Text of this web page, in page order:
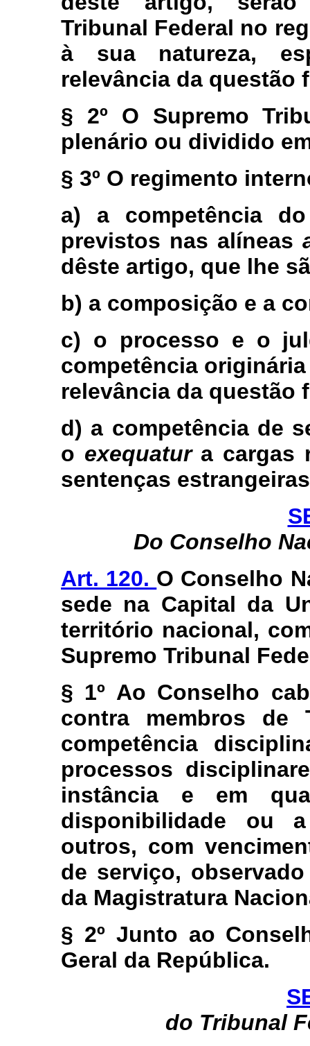
Tribunal Federal no
à sua natureza,
relevância da questão
§ 2º O Supremo
plenário ou dividido
§ 3º O regimento
a) a competência
previstos nas alíneas
dêste artigo, que lhe
b) a composição e a
c) o processo e o
competência
relevância da questão
d) a competência de
o exequatura cargas
sentenças
Do Conselho
Art. 120. O Conselho
sede na Capital da
território nacional,
Supremo Tribunal
§ 1º Ao Conselho
contra membros de
competência
processos
instância e em
disponibilidade ou
outros, com
de serviço,
da Magistratura
§ 2º Junto ao
Geral da República.
do Tribunal